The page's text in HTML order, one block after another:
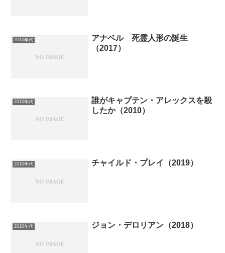
2010年代
アナベル 死霊人形の誕生
（2017）
2010年代
誰がキャプテン・アレックスを殺
したか（2010）
2010年代 チャイルド・プレイ（2019）
2010年代 ジョン・デロリアン（2018）